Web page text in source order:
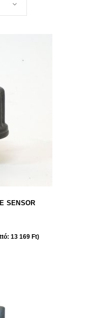
SENSOR
13 169 Ft)